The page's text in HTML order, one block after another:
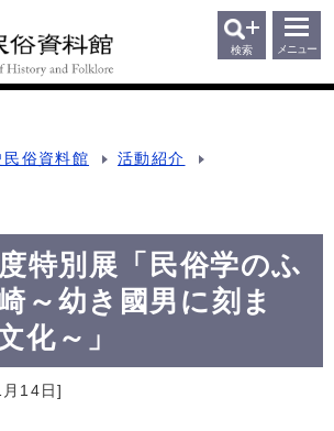
検索 メニュー
俗資料館 活動紹介
特別展「民俗学のふ
～幼き國男に刻ま
化～」
14日]